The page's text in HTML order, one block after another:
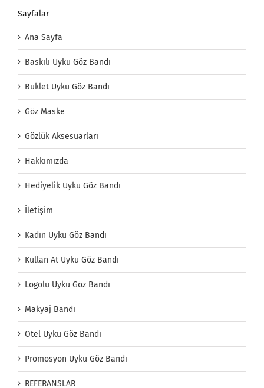
Sayfalar
Ana Sayfa
Baskılı Uyku Göz Bandı
Buklet Uyku Göz Bandı
Göz Maske
Gözlük Aksesuarları
Hakkımızda
Hediyelik Uyku Göz Bandı
İletişim
Kadın Uyku Göz Bandı
Kullan At Uyku Göz Bandı
Logolu Uyku Göz Bandı
Makyaj Bandı
Otel Uyku Göz Bandı
Promosyon Uyku Göz Bandı
REFERANSLAR